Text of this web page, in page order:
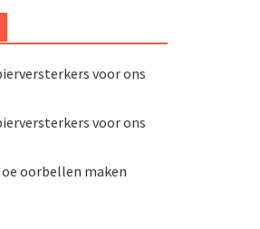
voor ons
voor ons
oorbellen maken